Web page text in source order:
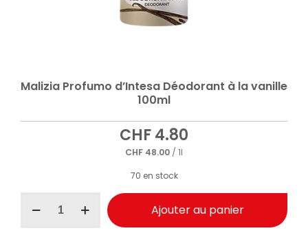
Malizia Profumo d’Intesa Déodorant à la vanille
100ml
CHF4.80
CHF 48.00 / 1l
70 en stock
Ajouter au panier